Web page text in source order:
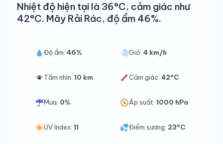
Nhiệt độ hiện tại là 36°C, cảm giác như
42°C. Mây Rải Rác, độ ẩm 46%.
Độ ẩm: 46% Gió:4 km/h
Tầm nhìn: 10 km Cảm giác:42°C
Mưa: 0% Áp suất:1000 hPa
UV Index: 11 Điểm sương: 23°C